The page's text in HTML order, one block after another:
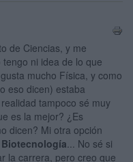
de Ciencias, y me
ni idea de lo que
mucho Física, y como
eso dicen) estaba
tampoco sé muy
es la mejor? ¿Es
dicen? Mi otra opción
Biotecnología... No sé si
la carrera, pero creo que